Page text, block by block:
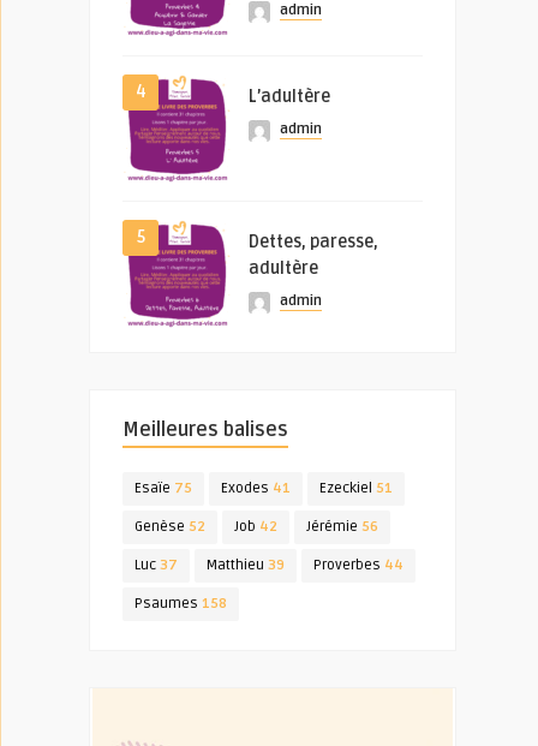
admin
4 L’adultère
admin
5
Dettes, paresse,
adultère
admin
Meilleures balises
Esaïe 75 Exodes 41 Ezeckiel 51
Genèse 52 Job 42 Jérémie 56
Luc 37 Matthieu 39 Proverbes 44
Psaumes 158